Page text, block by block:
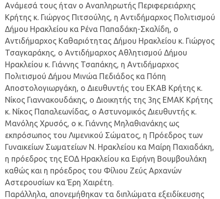
Ανάμεσά τους ήταν ο Αναπληρωτής Περιφερειάρχης
Κρήτης κ. Γιώργος Πιτσούλης, η Αντιδήμαρχος Πολιτισμού
Δήμου Ηρακλείου κα Ρένα Παπαδάκη-Σκαλίδη, ο
Αντιδήμαρχος Καθαριότητας Δήμου Ηρακλείου κ. Γιώργος
Τσαγκαράκης, ο Αντιδήμαρχος Αθλητισμού Δήμου
Ηρακλείου κ. Γιάννης Τσαπάκης, η Αντιδήμαρχος
Πολιτισμού Δήμου Μινώα Πεδιάδος κα Πόπη
Αποστολογιωργάκη, ο Διευθυντής του ΕΚΑΒ Κρήτης κ.
Νίκος Γιαννακουδάκης, ο Διοικητής της 3ης ΕΜΑΚ Κρήτης
κ. Νίκος Παπαλεωνίδας, ο Αστυνομικός Διευθυντής κ.
Μανόλης Χρυσός, ο κ. Γιάννης Μηλαθιανάκης ως
εκπρόσωπος του Λιμενικού Σώματος, η Πρόεδρος των
Γυναικείων Σωματείων Ν. Ηρακλείου κα Μαίρη Παχιαδάκη,
η πρόεδρος της ΕΟΔ Ηρακλείου κα Ειρήνη Βουμβουλάκη
καθώς και η πρόεδρος του Φίλιου Ζεύς Αρχανών
Αστερουσίων κα Έρη Χαιρέτη.
Παράλληλα, απονεμήθηκαν τα διπλώματα εξειδίκευσης